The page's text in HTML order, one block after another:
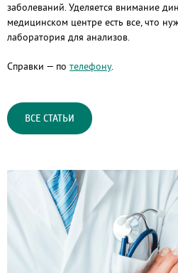
заболеваний. Уделяется внимание
медицинском центре есть все, что
лаборатория для анализов.
Справки — по телефону.
ВСЕ СТАТЬИ